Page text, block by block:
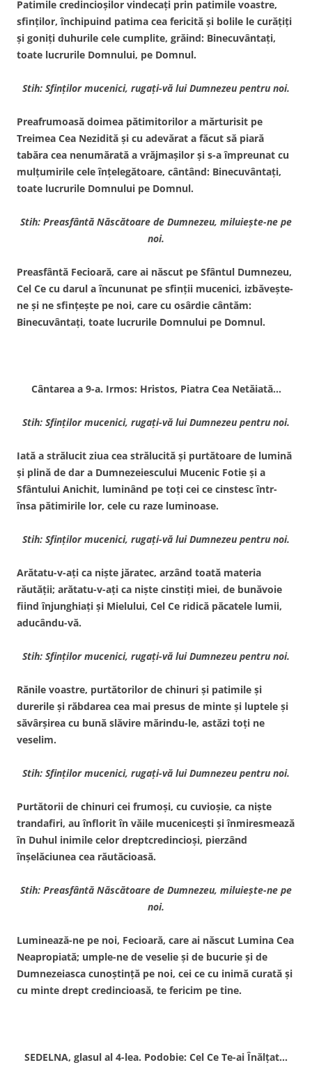
Patimile credincioşilor vindecaţi prin patimile voastre,
sfinţilor, închipuind patima cea fericită şi bolile le curăţiţi
şi goniţi duhurile cele cumplite, grăind: Binecuvântaţi,
toate lucrurile Domnului, pe Domnul.
Stih: Sfinţilor mucenici, rugaţi-vă lui Dumnezeu pentru noi.
Preafrumoasă doimea pătimitorilor a mărturisit pe
Treimea Cea Nezidită şi cu adevărat a făcut să piară
tabăra cea nenumărată a vrăjmaşilor şi s-a împreunat cu
mulţumirile cele înţelegătoare, cântând: Binecuvântaţi,
toate lucrurile Domnului pe Domnul.
Stih: Preasfântă Născătoare de Dumnezeu, miluieşte-ne pe
noi.
Preasfântă Fecioară, care ai născut pe Sfântul Dumnezeu,
Cel Ce cu darul a încununat pe sfinţii mucenici, izbăveşte-
ne şi ne sfinţeşte pe noi, care cu osârdie cântăm:
Binecuvântaţi, toate lucrurile Domnului pe Domnul.
Cântarea a 9-a. Irmos: Hristos, Piatra Cea Netăiată…
Stih: Sfinţilor mucenici, rugaţi-vă lui Dumnezeu pentru noi.
Iată a strălucit ziua cea strălucită şi purtătoare de lumină
şi plină de dar a Dumnezeiescului Mucenic Fotie şi a
Sfântului Anichit, luminând pe toţi cei ce cinstesc într-
însa pătimirile lor, cele cu raze luminoase.
Stih: Sfinţilor mucenici, rugaţi-vă lui Dumnezeu pentru noi.
Arătatu-v-aţi ca nişte jăratec, arzând toată materia
răutăţii; arătatu-v-aţi ca nişte cinstiţi miei, de bunăvoie
fiind înjunghiaţi şi Mielului, Cel Ce ridică păcatele lumii,
aducându-vă.
Stih: Sfinţilor mucenici, rugaţi-vă lui Dumnezeu pentru noi.
Rănile voastre, purtătorilor de chinuri şi patimile şi
durerile şi răbdarea cea mai presus de minte şi luptele şi
săvârşirea cu bună slăvire mărindu-le, astăzi toţi ne
veselim.
Stih: Sfinţilor mucenici, rugaţi-vă lui Dumnezeu pentru noi.
Purtătorii de chinuri cei frumoşi, cu cuvioşie, ca nişte
trandafiri, au înflorit în văile muceniceşti şi înmiresmează
în Duhul inimile celor dreptcredincioşi, pierzând
înşelăciunea cea răutăcioasă.
Stih: Preasfântă Născătoare de Dumnezeu, miluieşte-ne pe
noi.
Luminează-ne pe noi, Fecioară, care ai născut Lumina Cea
Neapropiată; umple-ne de veselie şi de bucurie şi de
Dumnezeiasca cunoştinţă pe noi, cei ce cu inimă curată şi
cu minte drept credincioasă, te fericim pe tine.
SEDELNA, glasul al 4-lea. Podobie: Cel Ce Te-ai Înălţat…